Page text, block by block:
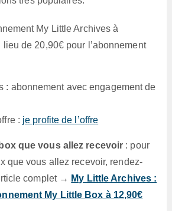
My Little Archives à
lieu de 20,90€ pour l’abonnement
: abonnement avec engagement de
: je profite de l’offre
que vous allez recevoir : pour
que vous allez recevoir, rendez-
complet → My Little Archives :
My Little Box à 12,90€